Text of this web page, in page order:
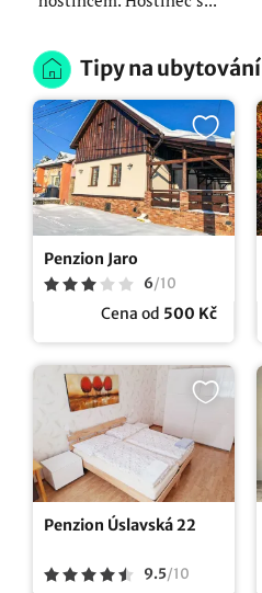
Tipy na ubytování
Penzion Jaro
6/10
Cena od 500 Kč
Penzion Úslavská 22
9.5/10